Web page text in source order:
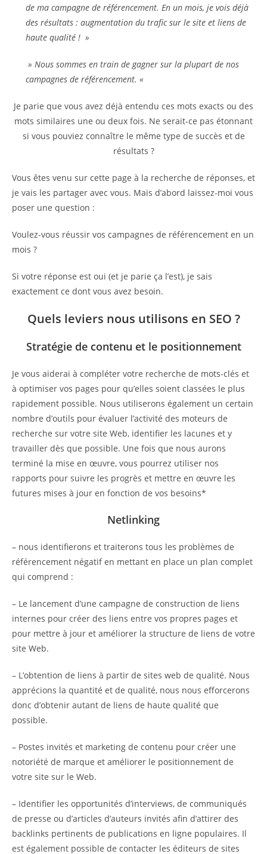
de ma campagne de référencement. En un mois, je vois déjà
des résultats : augmentation du trafic sur le site et liens de
haute qualité ! »
» Nous sommes en train de gagner sur la plupart de nos
campagnes de référencement. «
Je parie que vous avez déjà entendu ces mots exacts ou des
mots similaires une ou deux fois. Ne serait-ce pas étonnant
si vous pouviez connaître le même type de succès et de
résultats ?
Vous êtes venu sur cette page à la recherche de réponses, et
je vais les partager avec vous. Mais d’abord laissez-moi vous
poser une question :
Voulez-vous réussir vos campagnes de référencement en un
mois ?
Si votre réponse est oui (et je parie ça l’est), je sais
exactement ce dont vous avez besoin.
Quels leviers nous utilisons en SEO ?
Stratégie de contenu et le positionnement
Je vous aiderai à compléter votre recherche de mots-clés et
à optimiser vos pages pour qu’elles soient classées le plus
rapidement possible. Nous utiliserons également un certain
nombre d’outils pour évaluer l’activité des moteurs de
recherche sur votre site Web, identifier les lacunes et y
travailler dès que possible. Une fois que nous aurons
terminé la mise en œuvre, vous pourrez utiliser nos
rapports pour suivre les progrès et mettre en œuvre les
futures mises à jour en fonction de vos besoins*
Netlinking
– nous identifierons et traiterons tous les problèmes de
référencement négatif en mettant en place un plan complet
qui comprend :
– Le lancement d’une campagne de construction de liens
internes pour créer des liens entre vos propres pages et
pour mettre à jour et améliorer la structure de liens de votre
site Web.
– L’obtention de liens à partir de sites web de qualité. Nous
apprécions la quantité et de qualité, nous nous efforcerons
donc d’obtenir autant de liens de haute qualité que
possible.
– Postes invités et marketing de contenu pour créer une
notoriété de marque et améliorer le positionnement de
votre site sur le Web.
– Identifier les opportunités d’interviews, de communiqués
de presse ou d’articles d’auteurs invités afin d’attirer des
backlinks pertinents de publications en ligne populaires. Il
est également possible de contacter les éditeurs de sites